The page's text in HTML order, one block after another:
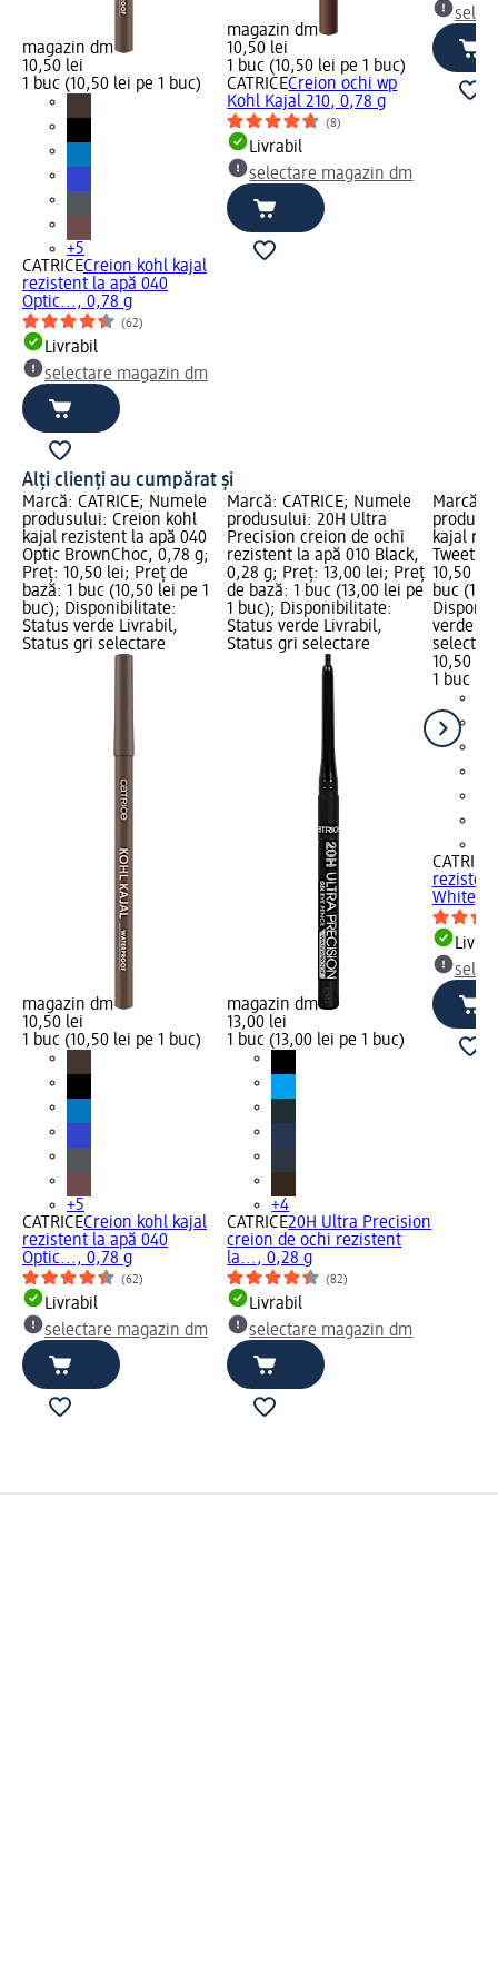
magazin dm
10,50 lei
1 buc (10,50 lei pe 1 buc)
+5
CATRICECreion kohl kajal
rezistent la apă 040
Optic..., 0,78 g
(62)
Livrabil
selectare magazin dm
magazin dm
10,50 lei
1 buc (10,50 lei pe 1 buc)
CATRICECreion ochi wp
Kohl Kajal 210, 0,78 g
(8)
Livrabil
selectare magazin dm
Alți clienți au cumpărat și
Marcă: CATRICE; Numele
produsului: Creion kohl
kajal rezistent la apă 040
Optic BrownChoc, 0,78 g;
Preț: 10,50 lei; Preț de
bază: 1 buc (10,50 lei pe 1
buc); Disponibilitate:
Status verde Livrabil,
Status gri selectare
magazin dm
10,50 lei
1 buc (10,50 lei pe 1 buc)
+5
CATRICECreion kohl kajal
rezistent la apă 040
Optic..., 0,78 g
(62)
Livrabil
selectare magazin dm
Marcă: CATRICE; Numele
produsului: 20H Ultra
Precision creion de ochi
rezistent la apă 010 Black,
0,28 g; Preț: 13,00 lei; Preț
de bază: 1 buc (13,00 lei pe
1 buc); Disponibilitate:
Status verde Livrabil,
Status gri selectare
magazin dm
13,00 lei
1 buc (13,00 lei pe 1 buc)
+4
CATRICE20H Ultra Precision
creion de ochi rezistent
la..., 0,28 g
(82)
Livrabil
selectare magazin dm
Marcă:
kajal
Tweet
10,50
buc
verde
10,50 lei
1 buc
CATRICE
White,